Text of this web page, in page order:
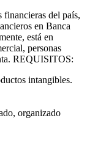
financieras del país,
en Banca
está en
personas
REQUISITOS:
intangibles.
organizado